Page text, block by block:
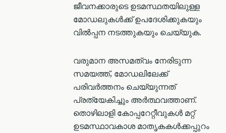
ജീവനക്കാരുടെ ഉടമസ്ഥതയിലുള്ള
മോഡലുകൾക്ക് ഉപദേശിക്കുകയും
വിൽപ്പന നടത്തുകയും ചെയ്യുക.
വരുമാന അസമത്വം നേരിടുന്ന
സമയത്ത്, മോഡലിലേക്ക്
പരിവർത്തനം ചെയ്യുന്നത്
പ്രത്യേകിച്ചും അർത്ഥവത്താണ്.
തൊഴിലാളി കോപ്പറേറ്റീവുകൾ മറ്റ്
ഉടമസ്ഥാവകാശ മാതൃകകൾക്കപ്പുറം